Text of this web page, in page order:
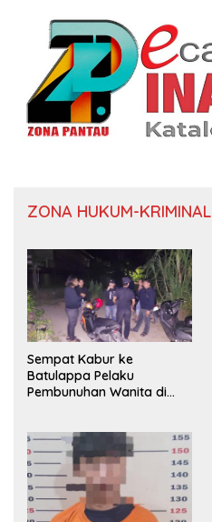
ZONA HUKUM-KRIMINAL
Sempat Kabur ke
Batulappa Pelaku
Pembunuhan Wanita di